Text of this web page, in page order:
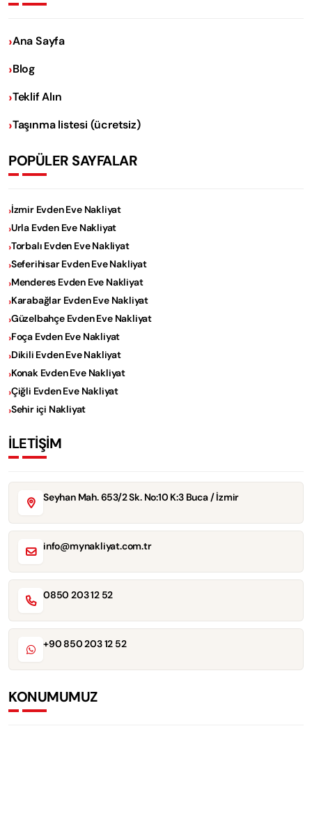
Ana Sayfa
Blog
Teklif Alın
Taşınma listesi (ücretsiz)
POPÜLER SAYFALAR
İzmir Evden Eve Nakliyat
Urla Evden Eve Nakliyat
Torbalı Evden Eve Nakliyat
Seferihisar Evden Eve Nakliyat
Menderes Evden Eve Nakliyat
Karabağlar Evden Eve Nakliyat
Güzelbahçe Evden Eve Nakliyat
Foça Evden Eve Nakliyat
Dikili Evden Eve Nakliyat
Konak Evden Eve Nakliyat
Çiğli Evden Eve Nakliyat
Sehir içi Nakliyat
İLETİŞİM
Seyhan Mah. 653/2 Sk. No:10 K:3 Buca / İzmir
info@mynakliyat.com.tr
0850 203 12 52
+90 850 203 12 52
KONUMUMUZ